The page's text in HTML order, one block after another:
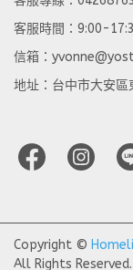
客服時間：9:00-
信箱：
地址：台中市大安
Copyright ©
All Rights Reserved.